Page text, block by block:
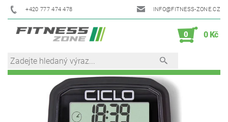
+420 777 474 478 INFO@FITNESS-ZONE.CZ
0 0 Kč